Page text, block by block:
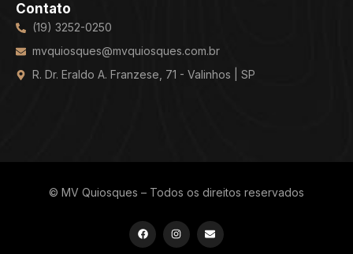
Contato
(19) 3252-0250
mvquiosques@mvquiosques.com.br
R. Dr. Eraldo A. Franzese, 71 - Valinhos | SP
© MV Quiosques – Todos os direitos reservados